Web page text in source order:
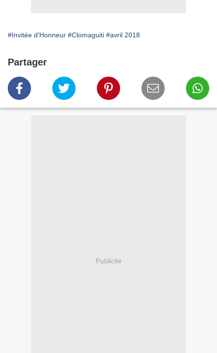
#Invitée d'Honneur #Clomaguiti #avril 2018
Partager
Publicité